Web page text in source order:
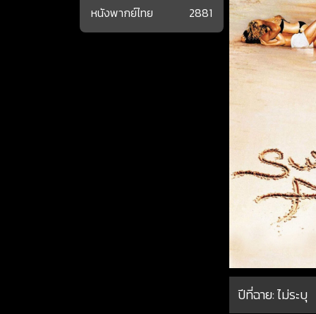
ปีที่ฉาย:ไม่ระบุ
หนังพากย์ไทย
2881